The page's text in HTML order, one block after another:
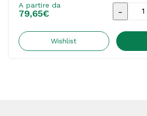
A partire da
79,65€
Carta
in
Wishlist